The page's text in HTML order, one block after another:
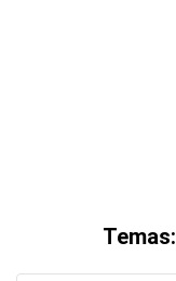
Temas: